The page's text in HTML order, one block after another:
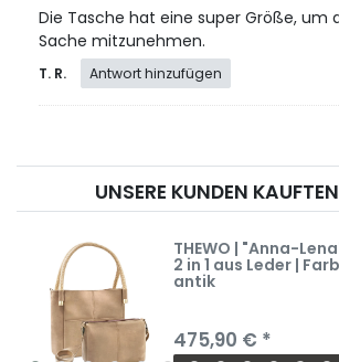
Die Tasche hat eine super Größe, um
Sache mitzunehmen.
T. R. Antwort hinzufügen
UNSERE KUNDEN
THEWO | "Anna-
2 in 1 aus Leder |
antik
475,90 € *